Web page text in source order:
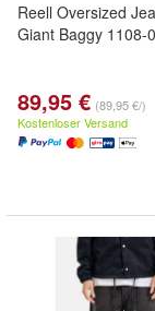
Reell Oversized
Giant Baggy 1108-
89,95 € (89,95 €/)
Kostenloser Versand